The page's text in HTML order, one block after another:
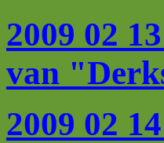
2009 02
van
2009 02